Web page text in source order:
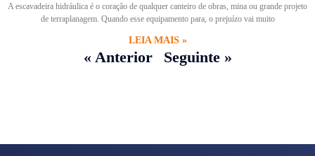
A escavadeira hidráulica é o coração de qualquer canteiro de obras, mina ou grande projeto
de terraplanagem. Quando esse equipamento para, o prejuízo vai muito
LEIA MAIS »
« Anterior Seguinte »